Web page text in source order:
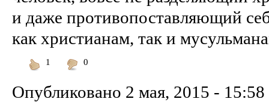
и даже противопоставляющий
как христианам, так и
1
0
Опубликовано 2 мая, 2015 - 15:58